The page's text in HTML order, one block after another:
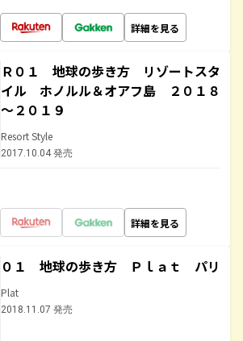
詳細を見る
Ｒ０１ 地球の歩き方 リゾートスタ
イル ホノルル＆オアフ島 ２０１８
～２０１９
Resort Style
2017.10.04 発売
詳細を見る
０１ 地球の歩き方 Ｐｌａｔ パリ
Plat
2018.11.07 発売